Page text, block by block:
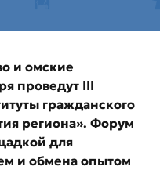
и омские
проведут III
гражданского
региона». Форум
для
и обмена опытом